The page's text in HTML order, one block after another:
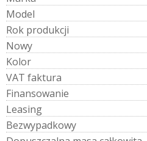
Model
Rok produkcji
Nowy
Kolor
VAT faktura
Finansowanie
Leasing
Bezwypadkowy